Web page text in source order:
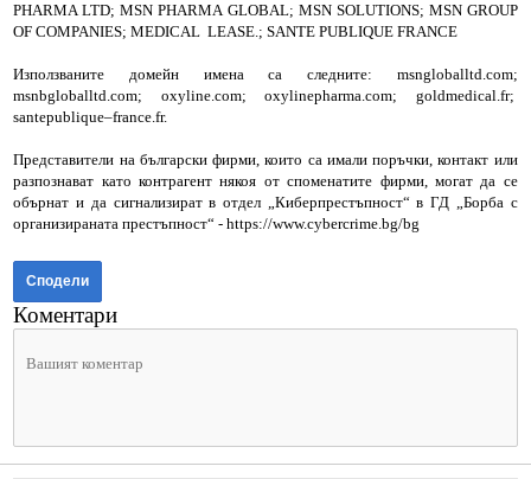
PHARMA LTD; MSN PHARMA GLOBAL; MSN SOLUTIONS; MSN GROUP
OF COMPANIES; MEDICAL LEASE.; SANTE PUBLIQUE FRANCE
Използваните домейн имена са следните: msngloballtd.com;
msnbgloballtd.com; oxyline.com; oxylinepharma.com; goldmedical.fr;
santepublique–france.fr.
Представители на български фирми, които са имали поръчки, контакт или
разпознават като контрагент някоя от споменатите фирми, могат да се
обърнат и да сигнализират в отдел „Киберпрестъпност“ в ГД „Борба с
организираната престъпност“ - https://www.cybercrime.bg/bg
Сподели
Коментари